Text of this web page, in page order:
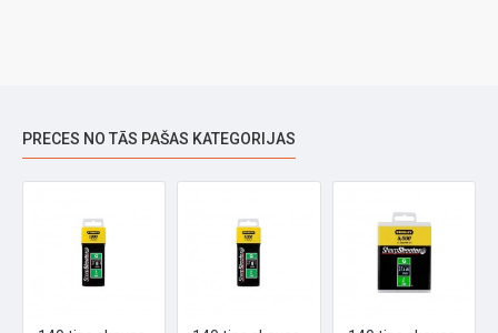
PRECES NO TĀS PAŠAS KATEGORIJAS